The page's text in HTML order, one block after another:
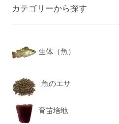
カテゴリーから探す
生体（魚）
魚のエサ
育苗培地